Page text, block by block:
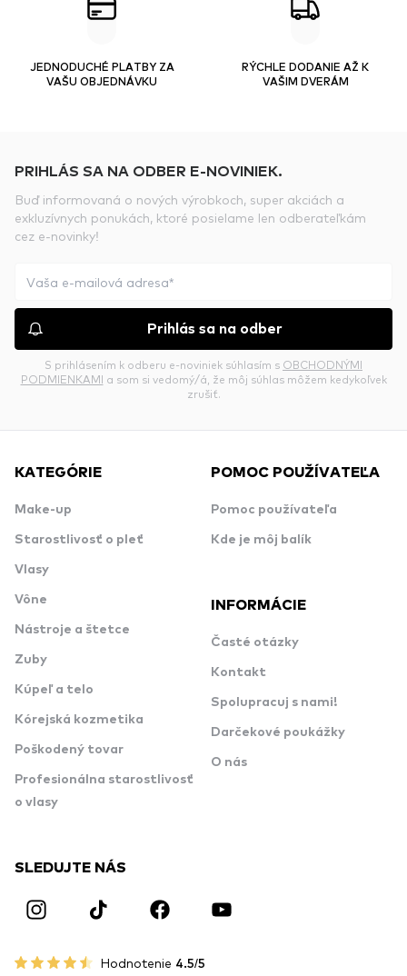
JEDNODUCHÉ PLATBY ZA
VAŠU OBJEDNÁVKU
RÝCHLE DODANIE AŽ K
VAŠIM DVERÁM
PRIHLÁS SA NA ODBER E-NOVINIEK.
Buď informovaná o nových výrobkoch, super akciách a
exkluzívnych ponukách, ktoré posielame len odberateľkám
cez e-novinky!
Prihlás sa na odber
S prihlásením k odberu e-noviniek súhlasím s OBCHODNÝMI
PODMIENKAMI a som si vedomý/á, že môj súhlas môžem kedykoľvek
zrušiť.
KATEGÓRIE
Make-up
Starostlivosť o pleť
Vlasy
Vône
Nástroje a štetce
Zuby
Kúpeľ a telo
Kórejská kozmetika
Poškodený tovar
Profesionálna starostlivosť
o vlasy
POMOC POUŽÍVATEĽA
Pomoc používateľa
Kde je môj balík
INFORMÁCIE
Časté otázky
Kontakt
Spolupracuj s nami!
Darčekové poukážky
O nás
SLEDUJTE NÁS
Hodnotenie 4.5/5